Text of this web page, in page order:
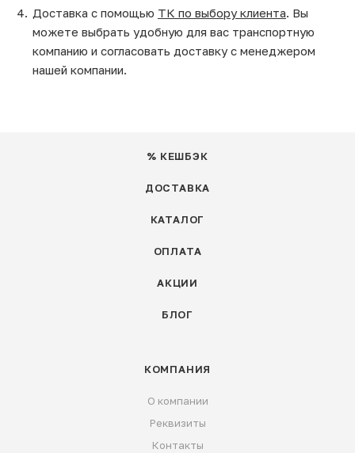
Доставка с помощью ТК по выбору клиента. Вы
можете выбрать удобную для вас транспортную
компанию и согласовать доставку с менеджером
нашей компании.
% КЕШБЭК
ДОСТАВКА
КАТАЛОГ
ОПЛАТА
АКЦИИ
БЛОГ
КОМПАНИЯ
О компании
Реквизиты
Контакты